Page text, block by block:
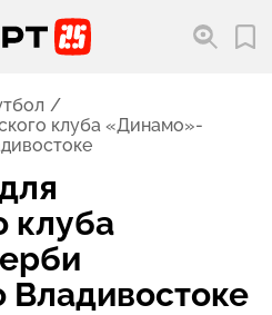
клуба «Динамо»-
клуба
Владивостоке